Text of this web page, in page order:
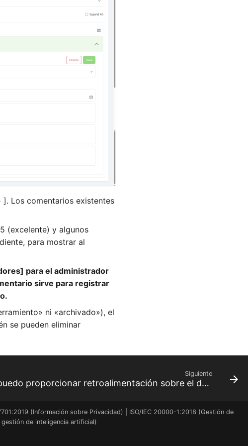
]. Los comentarios existentes
(excelente) y algunos
para mostrar al
para el administrador
sirve para registrar
ni «archivado»), el
se pueden eliminar
Siguiente
Como FM, SH, SP, RQ, puedo proporcionar retroalimentación sobre el desempeño de TM
(Información sobre Privacidad) | ISO/IEC 20000-1:2018 (Gestión de
de inteligencia artificial)